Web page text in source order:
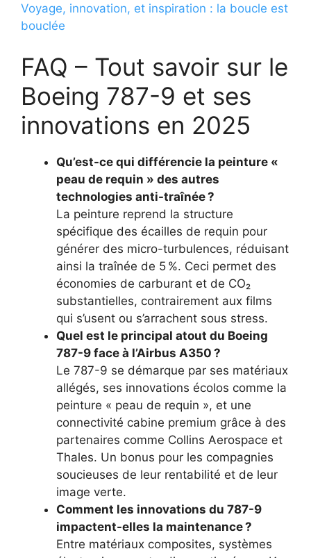
Voyage, innovation, et inspiration : la boucle est
bouclée
FAQ – Tout savoir sur le
Boeing 787-9 et ses
innovations en 2025
Qu’est-ce qui différencie la peinture «
peau de requin » des autres
technologies anti-traînée ?
La peinture reprend la structure
spécifique des écailles de requin pour
générer des micro-turbulences, réduisant
ainsi la traînée de 5 %. Ceci permet des
économies de carburant et de CO₂
substantielles, contrairement aux films
qui s’usent ou s’arrachent sous stress.
Quel est le principal atout du Boeing
787-9 face à l’Airbus A350 ?
Le 787-9 se démarque par ses matériaux
allégés, ses innovations écolos comme la
peinture « peau de requin », et une
connectivité cabine premium grâce à des
partenaires comme Collins Aerospace et
Thales. Un bonus pour les compagnies
soucieuses de leur rentabilité et de leur
image verte.
Comment les innovations du 787-9
impactent-elles la maintenance ?
Entre matériaux composites, systèmes